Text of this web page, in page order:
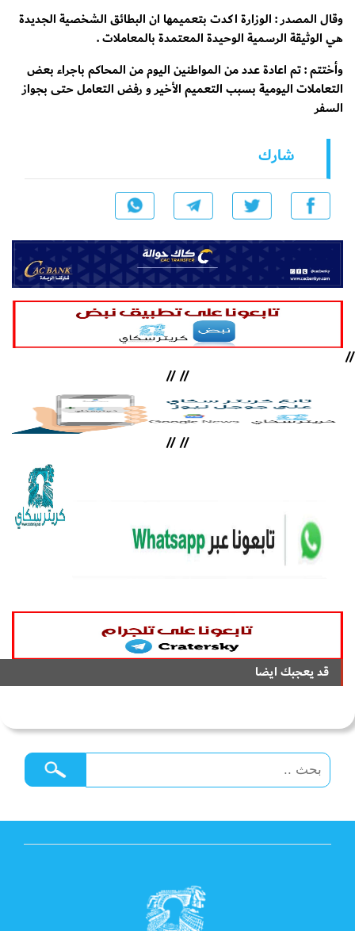
وقال المصدر : الوزارة اكدت بتعميمها ان البطائق الشخصية الجديدة
هي الوثيقة الرسمية الوحيدة المعتمدة بالمعاملات .
وأختتم : تم اعادة عدد من المواطنين اليوم من المحاكم باجراء بعض
التعاملات اليومية بسبب التعميم الأخير و رفض التعامل حتى بجواز
السفر
شارك
//
//
//
//
//
قد يعجبك ايضا